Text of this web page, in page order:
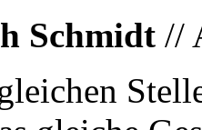
Schmidt //